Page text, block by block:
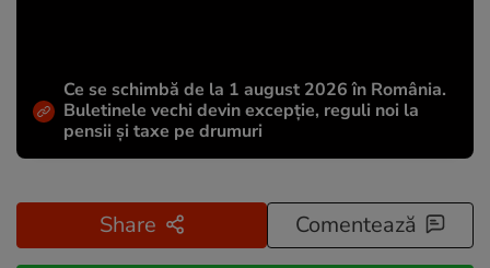
Ce se schimbă de la 1 august 2026 în România.
Buletinele vechi devin excepție, reguli noi la
pensii și taxe pe drumuri
Share Comentează